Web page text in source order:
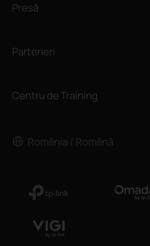
Presă
Parteneri
Centru de Training
România / Română